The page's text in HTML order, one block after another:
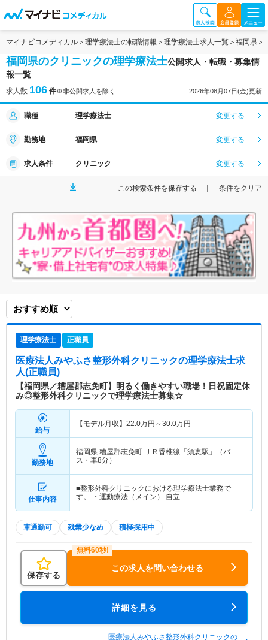
マイナビコメディカル 理学療法士の転職情報 理学療法士求人一覧 福岡県
福岡県のクリニックの理学療法士公開求人・転職・募集情
報一覧
求人数 106 件※非公開求人を除く 2026年08月07日(金)更新
職種 理学療法士 変更する
勤務地 福岡県 変更する
求人条件 クリニック 変更する
この検索条件を保存する 条件をクリア
理学療法士 正職員
医療法人みやふさ整形外科クリニックの理学療法士求
人(正職員)
【福岡県／糟屋郡志免町】明るく働きやすい職場！日祝固定休
み◎整形外科クリニックで理学療法士募集☆
給与
【モデル月収】 22.0万円～30.0万円
勤務地
福岡県 糟屋郡志免町
ＪＲ香椎線「須恵駅」（バ
ス・車8分）
仕事内容
■整形外科クリニックにおける理学療法士業務で
す。 ・運動療法（メイン） 自立…
車通勤可 残業少なめ 積極採用中
保存する
この求人を問い合わせる
詳細を見る
医療法人みやふさ整形外科クリニックの